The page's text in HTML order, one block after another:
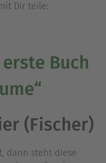
Dir teile:
Buch
(Fischer)
dann steht diese